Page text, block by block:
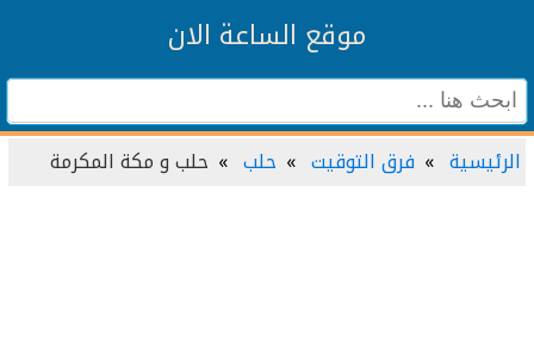
موقع الساعة الان
الرئيسية فرق التوقيت حلب حلب و مكة المكرمة